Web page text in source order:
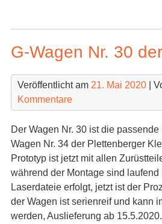
G-Wagen Nr. 30
Veröffentlicht am 21. Mai 2020|
Kommentare
Der Wagen Nr. 30 ist die
Wagen Nr. 34 der Plettenberger
Prototyp ist jetzt mit allen
während der Montage sind laufend
Laserdateie erfolgt, jetzt ist der
der Wagen ist serienreif und kann
werden, Auslieferung ab